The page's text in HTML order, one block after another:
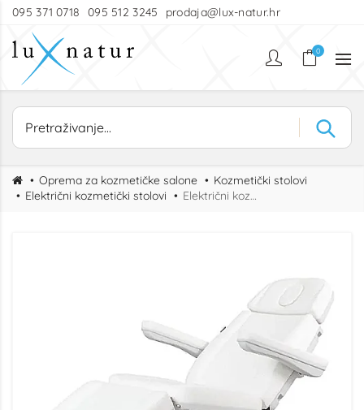
095 371 0718 095 512 3245 prodaja@lux-natur.hr
0
Oprema za kozmetičke salone
Kozmetički stolovi
Električni kozmetički stolovi
Električni kozmetički stol MAXI smart HT - bijela boja